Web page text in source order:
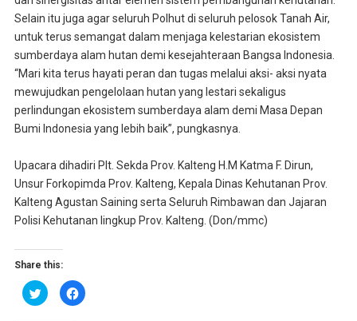
Selain itu juga agar seluruh Polhut di seluruh pelosok Tanah Air,
untuk terus semangat dalam menjaga kelestarian ekosistem
sumberdaya alam hutan demi kesejahteraan Bangsa Indonesia.
“Mari kita terus hayati peran dan tugas melalui aksi- aksi nyata
mewujudkan pengelolaan hutan yang lestari sekaligus
perlindungan ekosistem sumberdaya alam demi Masa Depan
Bumi Indonesia yang lebih baik”, pungkasnya.
Upacara dihadiri Plt. Sekda Prov. Kalteng H.M Katma F. Dirun,
Unsur Forkopimda Prov. Kalteng, Kepala Dinas Kehutanan Prov.
Kalteng Agustan Saining serta Seluruh Rimbawan dan Jajaran
Polisi Kehutanan lingkup Prov. Kalteng. (Don/mmc)
Share this:
K
l
K
l